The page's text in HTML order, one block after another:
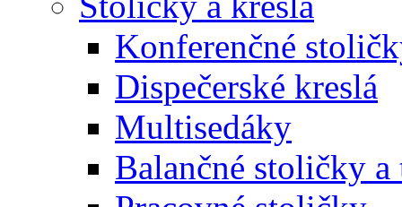
Konferenčné
Dispečerské kreslá
Multisedáky
Balančné stoličky a